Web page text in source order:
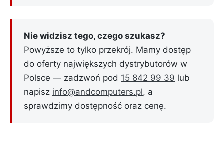
Nie widzisz tego, czego szukasz?
Powyższe to tylko przekrój. Mamy dostęp
do oferty największych dystrybutorów w
Polsce — zadzwoń pod 15 842 99 39 lub
napisz info@andcomputers.pl, a
sprawdzimy dostępność oraz cenę.